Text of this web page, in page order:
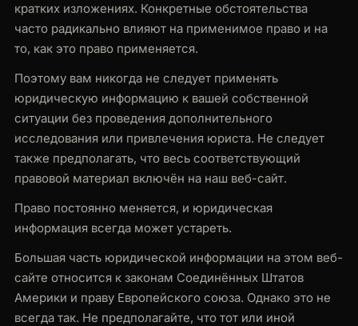
кратких изложениях. Конкретные обстоятельства
часто радикально влияют на применимое право и на
то, как это право применяется.
Поэтому вам никогда не следует применять
юридическую информацию к вашей собственной
ситуации без проведения дополнительного
исследования или привлечения юриста. Не следует
также предполагать, что весь соответствующий
правовой материал включён на наш веб-сайт.
Право постоянно меняется, и юридическая
информация всегда может устареть.
Большая часть юридической информации на этом веб-
сайте относится к законам Соединённых Штатов
Америки и праву Европейского союза. Однако это не
всегда так. Не предполагайте, что тот или иной